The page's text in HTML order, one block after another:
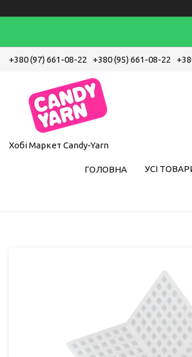
+380 (97) 661-08-22 +380 (95) 661-08-22
Хобі Маркет Candy-Yarn
ГОЛОВНА УСІ